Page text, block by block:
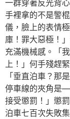
一群穿著反光背
手裡拿的不是警
儀，臉上的表情
庫！罪大惡極！
充滿機械感。「
上！」何手殘趕
「垂直泊車？那
停車線的夾角是
接受懲罰！」懲
泊車七百次失敗